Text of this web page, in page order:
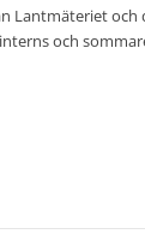
Lantmäteriet
och